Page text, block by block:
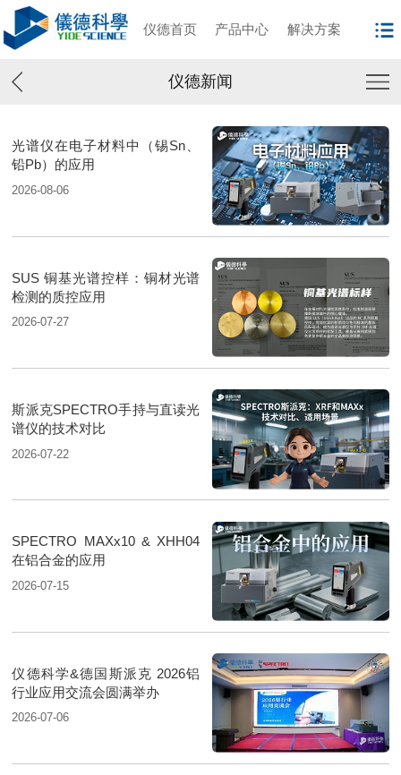
仪德首页 产品中心 解决方案
仪德新闻
光谱仪在电子材料中（锡Sn、
铅Pb）的应用
2026-08-06
SUS 铜基光谱控样：铜材光谱
检测的质控应用
2026-07-27
斯派克SPECTRO手持与直读光
谱仪的技术对比
2026-07-22
SPECTRO MAXx10 & XHH04
在铝合金的应用
2026-07-15
仪德科学&德国斯派克 2026铝
行业应用交流会圆满举办
2026-07-06